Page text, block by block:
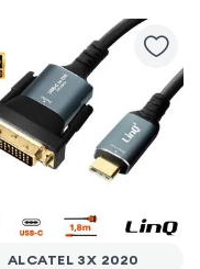
ALCATEL 3X 2020